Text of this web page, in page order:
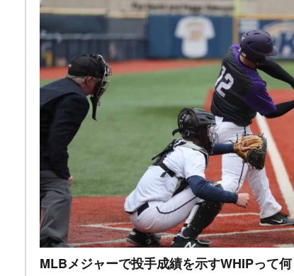
MLBメジャーで投手成績を示すWHIPって